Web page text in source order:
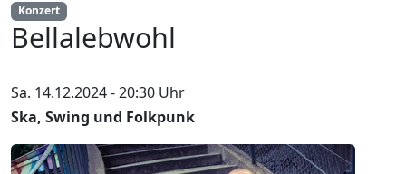
Konzert
Bellalebwohl
Sa. 14.12.2024 - 20:30 Uhr
Ska, Swing und Folkpunk